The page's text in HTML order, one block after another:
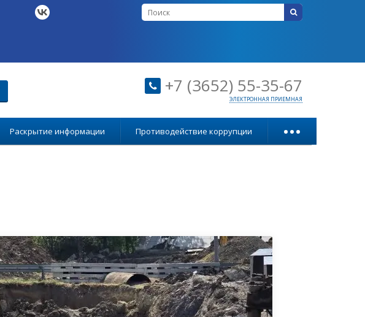
+7 (3652) 55-35-67
ЭЛЕКТРОННАЯ ПРИЕМНАЯ
Раскрытие информации Противодействие коррупции ...